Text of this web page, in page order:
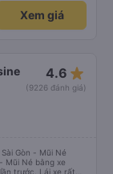
Xem giá
4.6 star_rate
(9226 đánh giá)
Gòn - Mũi Né
Mũi Né bằng xe
trước. Lái xe rất